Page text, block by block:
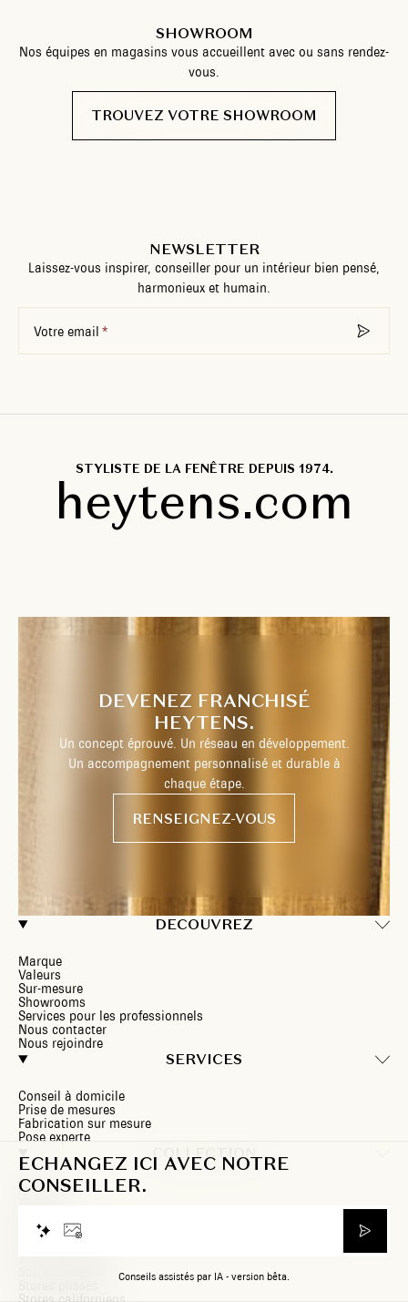
SHOWROOM
Nos équipes en magasins vous accueillent avec ou sans rendez-
vous.
TROUVEZ VOTRE SHOWROOM
NEWSLETTER
Laissez-vous inspirer, conseiller pour un intérieur bien pensé,
harmonieux et humain.
Votre email
STYLISTE DE LA FENÊTRE DEPUIS 1974.
heytens.com
DECOUVREZ
Marque
Valeurs
Sur-mesure
Showrooms
Services pour les professionnels
Nous contacter
Nous rejoindre
SERVICES
Conseil à domicile
Prise de mesures
Fabrication sur mesure
Pose experte
COLLECTION
Rideaux
Stores enrouleurs
Stores bateaux
Stores vénitiens
DEVENEZ FRANCHISÉ
HEYTENS.
Un concept éprouvé. Un réseau en développement.
Un accompagnement personnalisé et durable à
chaque étape.
RENSEIGNEZ-VOUS
ECHANGEZ ICI AVEC NOTRE
CONSEILLER.
Conseils assistés par IA - version bêta.